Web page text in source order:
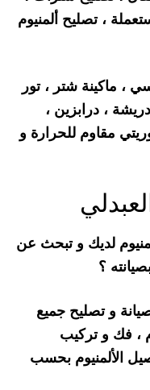
، تصليح ألمنيوم
، ماكينة شتر ، تور
، درابزين ،
مقاوم للحرارة و
لديك و تبحث عن
؟
و تصليح جميع
، فك و تركيب
الألمنيوم بحسب